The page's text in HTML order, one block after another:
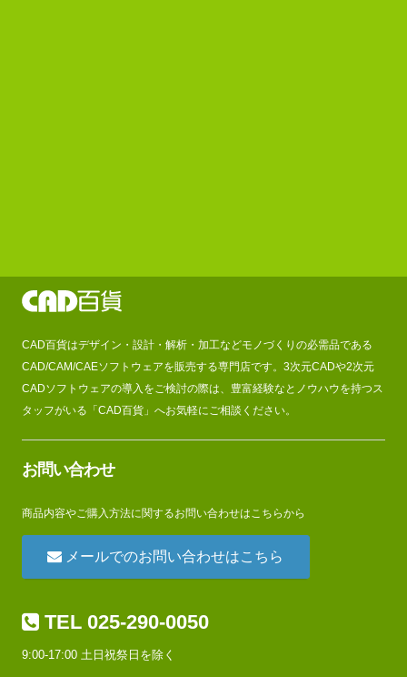
CAD百貨はデザイン・設計・解析・加工などモノづくりの必需品である
CAD/CAM/CAEソフトウェアを販売する専門店です。3次元CADや2次元
CADソフトウェアの導入をご検討の際は、豊富経験なとノウハウを持つス
タッフがいる「CAD百貨」へお気軽にご相談ください。
お問い合わせ
商品内容やご購入方法に関するお問い合わせはこちらから
メールでのお問い合わせはこちら
TEL 025-290-0050
9:00-17:00 土日祝祭日を除く